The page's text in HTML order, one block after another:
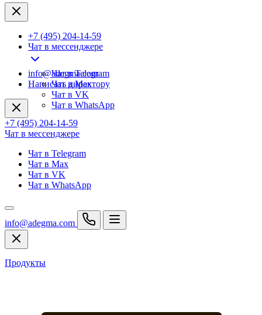
+7 (495) 204-14-59
Чат в мессенджере
Чат в Telegram
Чат в Max
Чат в VK
Чат в WhatsApp
info@adegma.com
Написать директору
+7 (495) 204-14-59
Чат в мессенджере
Чат в Telegram
Чат в Max
Чат в VK
Чат в WhatsApp
info@adegma.com
Продукты